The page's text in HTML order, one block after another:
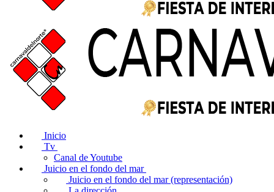
Inicio
Tv
Canal de Youtube
Juicio en el fondo del mar
Juicio en el fondo del mar (representación)